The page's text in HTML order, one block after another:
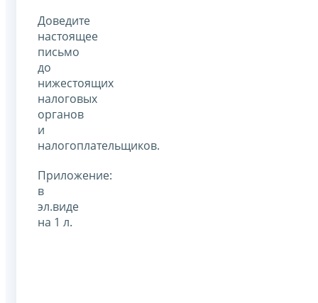
Доведите
настоящее
письмо
до
нижестоящих
налоговых
органов
и
налогоплательщиков.
Приложение:
в
эл.виде
на 1 л.